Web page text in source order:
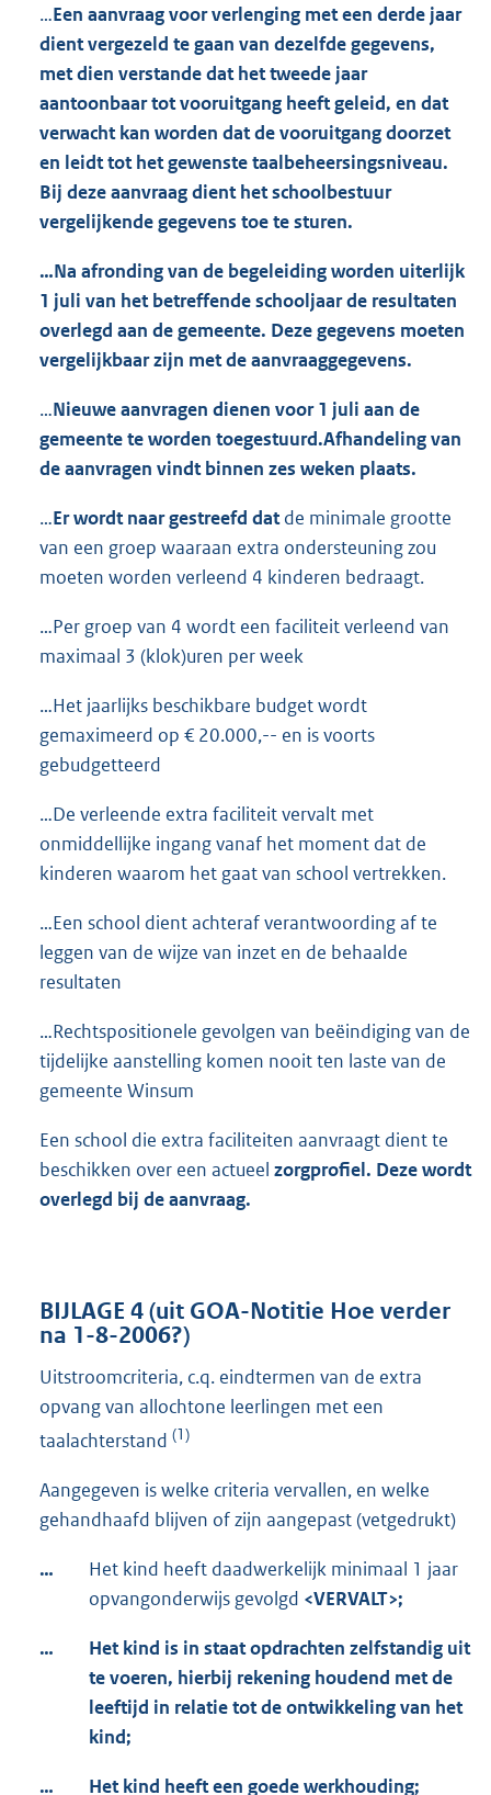
…Een aanvraag voor verlenging met een derde jaar
dient vergezeld te gaan van dezelfde gegevens,
met dien verstande dat het tweede jaar
aantoonbaar tot vooruitgang heeft geleid, en dat
verwacht kan worden dat de vooruitgang doorzet
en leidt tot het gewenste taalbeheersingsniveau.
Bij deze aanvraag dient het schoolbestuur
vergelijkende gegevens toe te sturen.
…Na afronding van de begeleiding worden uiterlijk
1 juli van het betreffende schooljaar de resultaten
overlegd aan de gemeente. Deze gegevens moeten
vergelijkbaar zijn met de aanvraaggegevens.
…Nieuwe aanvragen dienen voor 1 juli aan de
gemeente te worden toegestuurd.Afhandeling van
de aanvragen vindt binnen zes weken plaats.
…Er wordt naar gestreefd datde minimale grootte
van een groep waaraan extra ondersteuning zou
moeten worden verleend 4 kinderen bedraagt.
…Per groep van 4 wordt een faciliteit verleend van
maximaal 3 (klok)uren per week
…Het jaarlijks beschikbare budget wordt
gemaximeerd op € 20.000,-- en is voorts
gebudgetteerd
…De verleende extra faciliteit vervalt met
onmiddellijke ingang vanaf het moment dat de
kinderen waarom het gaat van school vertrekken.
…Een school dient achteraf verantwoording af te
leggen van de wijze van inzet en de behaalde
resultaten
…Rechtspositionele gevolgen van beëindiging van de
tijdelijke aanstelling komen nooit ten laste van de
gemeente Winsum
Een school die extra faciliteiten aanvraagt dient te
beschikken over een actueel zorgprofiel. Deze wordt
overlegd bij de aanvraag.
BIJLAGE 4 (uit GOA-Notitie Hoe verder
na 1-8-2006?)
Uitstroomcriteria, c.q. eindtermen van de extra
opvang van allochtone leerlingen met een
taalachterstand (1)
Aangegeven is welke criteria vervallen, en welke
gehandhaafd blijven of zijn aangepast (vetgedrukt)
…
Het kind heeft daadwerkelijk minimaal 1 jaar
opvangonderwijs gevolgd <VERVALT>;
…
Het kind is in staat opdrachten zelfstandig uit
te voeren, hierbij rekening houdend met de
leeftijd in relatie tot de ontwikkeling van het
kind;
… Het kind heeft een goede werkhouding;